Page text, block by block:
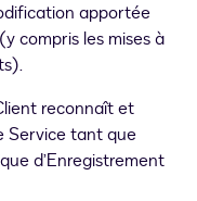
apportée
compris les mises à
reconnaît et
Service tant que
d’Enregistrement